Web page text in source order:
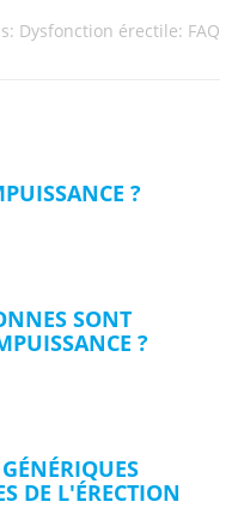
Dysfonction érectile: FAQ
?
SONT
?
DE L'ÉRECTION